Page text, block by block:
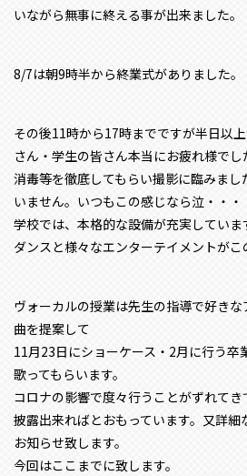
いながら無事に終える事が出来ました。
8/7は朝9時半から終業式がありました。
その後11時から17時までですが半日以
さん・学生の皆さん本当にお疲れ様で
消毒等を徹底してもらい撮影に臨みま
いません。いつもこの感じなら泣・・・
学校では、本格的な設備が充実していま
ダンスと様々なエンターテイメントがこ
ヴォーカルの授業は先生の指導で好き
曲を提案して
11月23日にショーケース・2月に行う卒
歌ってもらいます。
コロナの影響で度々行うことがずれて
披露出来ればとおもっています。又詳細
お知らせ致します。
今回はここまでに致します。